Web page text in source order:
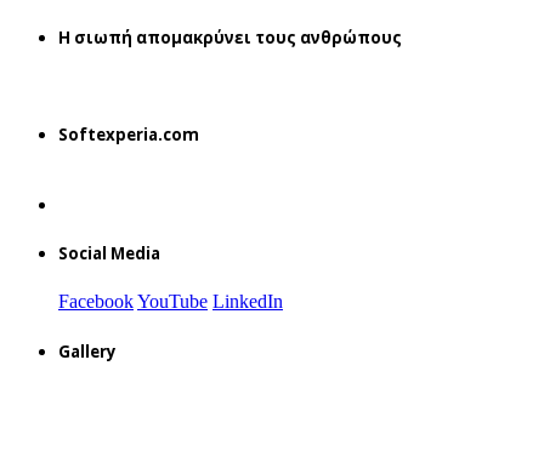
H σιωπή απομακρύνει τους ανθρώπους
Softexperia.com
Social Media
FacebookYouTube LinkedIn
Gallery